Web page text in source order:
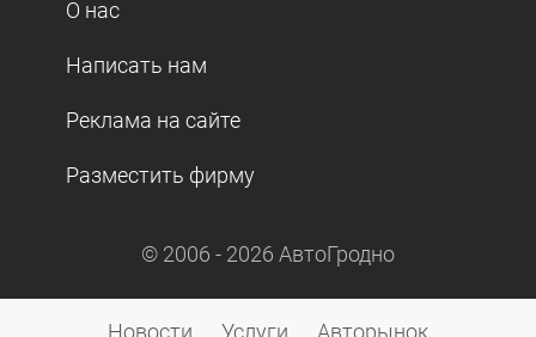
О нас
Написать нам
Реклама на сайте
Разместить фирму
© 2006 - 2026 АвтоГродно
Новости Услуги Авторынок